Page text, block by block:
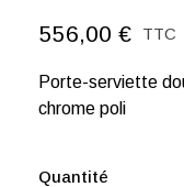
556,00 € TTC
Porte-serviette
chrome poli
Quantité